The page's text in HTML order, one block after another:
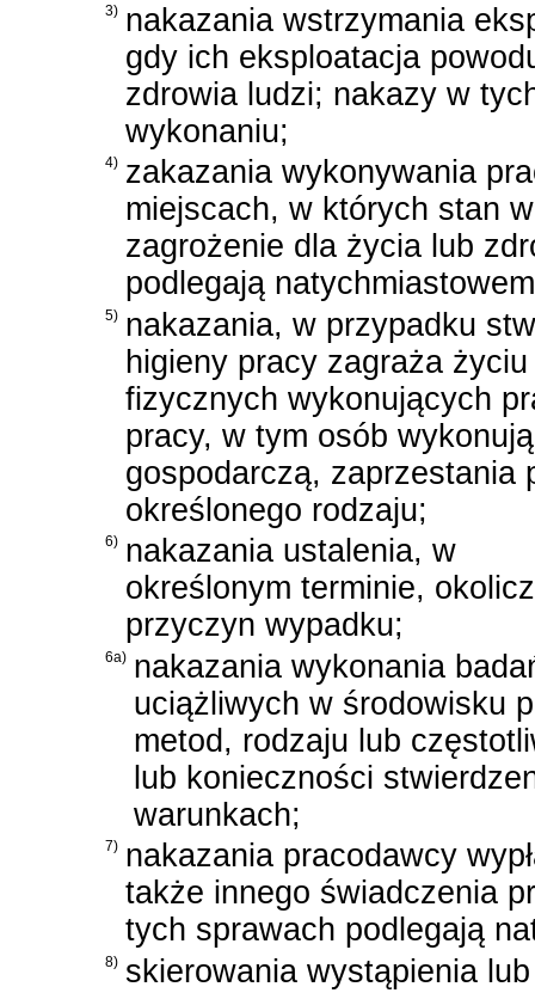
3) nakazania wstrzymania
gdy ich eksploatacja
zdrowia ludzi; nakazy w
wykonaniu;
4) zakazania wykonywania
miejscach, w których stan
zagrożenie dla życia lub
podlegają
5) nakazania, w przypadku
higieny pracy zagraża
fizycznych wykonujących
pracy, w tym osób
gospodarczą, zaprzestania
określonego rodzaju;
6) nakazania ustalenia, w
określonym terminie,
przyczyn wypadku;
6a) nakazania wykonania
uciążliwych w środowisku
metod, rodzaju lub
lub konieczności
warunkach;
7) nakazania pracodawcy
także innego świadczenia
tych sprawach podlegają
8) skierowania wystąpienia